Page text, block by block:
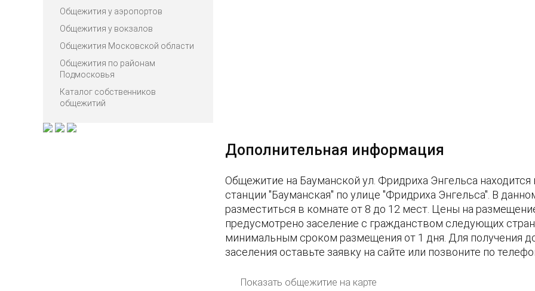
Общежития у аэропортов
Общежития у вокзалов
Общежития Московской области
Общежития по районам
Подмосковья
Каталог собственников
общежитий
Дополнительная информация
Общежитие на Бауманской ул. Фридриха Энгельса
станции "Бауманская" по улице "Фридриха Энгельса". В
разместиться в комнате от 8 до 12 мест. Цены на
предусмотрено заселение с гражданством следующих
минимальным сроком размещения от 1 дня. Для получения
заселения оставьте заявку на сайте или позвоните по
Показать общежитие на карте